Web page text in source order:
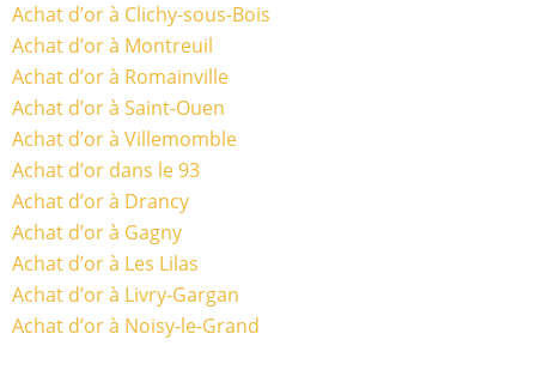
Achat d’or à Clichy-sous-Bois
Achat d’or à Montreuil
Achat d’or à Romainville
Achat d’or à Saint-Ouen
Achat d’or à Villemomble
Achat d’or dans le 93
Achat d’or à Drancy
Achat d’or à Gagny
Achat d’or à Les Lilas
Achat d’or à Livry-Gargan
Achat d’or à Noisy-le-Grand